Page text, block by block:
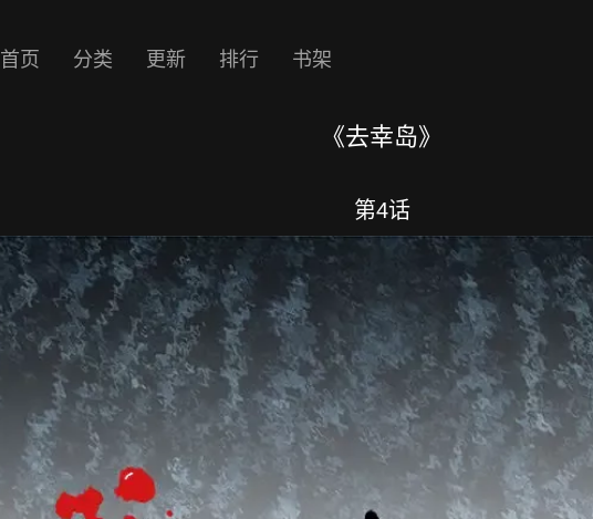
首页 分类 更新 排行 书架
《去幸岛》
第4话